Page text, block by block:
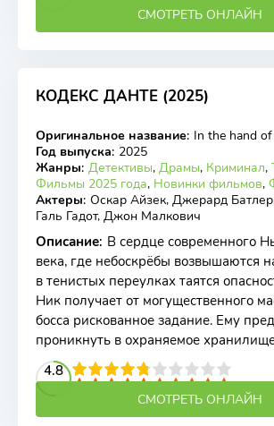
СМОТРЕТЬ ОНЛАЙН
КОДЕКС ДАНТЕ (2025)
WEB-DL
5.71 4.6
Оригинальное название: In the hand
Год выпуска: 2025
Жанры: Детективы, Драмы, Криминал,
Фильмы 2025 года, Новинки фильмов,
Актеры: Оскар Айзек, Джерард
Галь Гадот, Джон Малкович
Описание: В сердце современного
века, где небоскрёбы возвышаются
в тенистых переулках таятся
Ник получает от могущественного
босса рискованное задание. Ему
проникнуть в охраняемое
4.8
4 5 6 7 8 9 10
СМОТРЕТЬ ОНЛАЙН